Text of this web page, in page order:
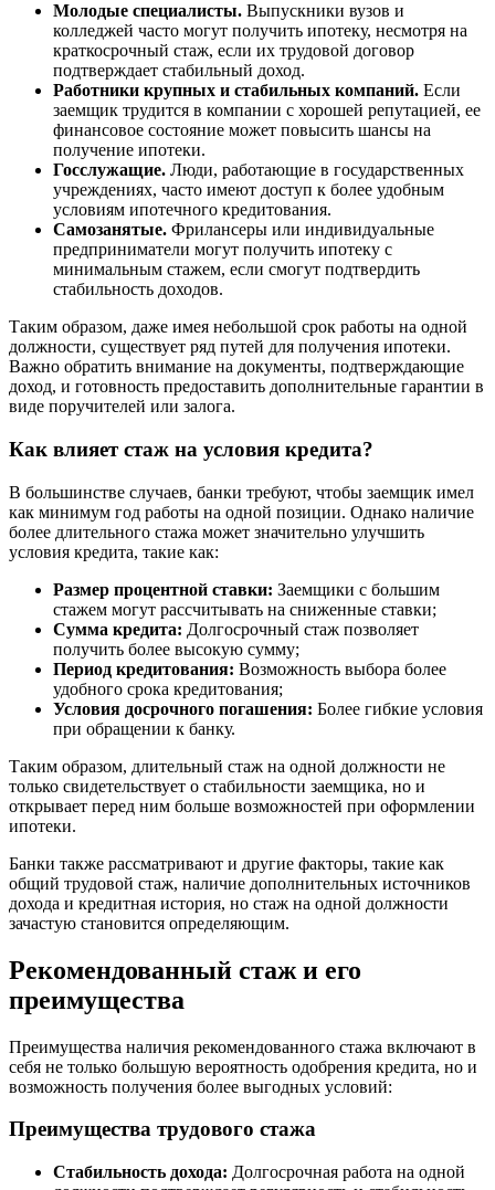
Молодые специалисты. Выпускники вузов и
колледжей часто могут получить ипотеку, несмотря на
краткосрочный стаж, если их трудовой договор
подтверждает стабильный доход.
Работники крупных и стабильных компаний. Если
заемщик трудится в компании с хорошей репутацией, ее
финансовое состояние может повысить шансы на
получение ипотеки.
Госслужащие. Люди, работающие в государственных
учреждениях, часто имеют доступ к более удобным
условиям ипотечного кредитования.
Самозанятые. Фрилансеры или индивидуальные
предприниматели могут получить ипотеку с
минимальным стажем, если смогут подтвердить
стабильность доходов.
Таким образом, даже имея небольшой срок работы на одной
должности, существует ряд путей для получения ипотеки.
Важно обратить внимание на документы, подтверждающие
доход, и готовность предоставить дополнительные гарантии в
виде поручителей или залога.
Как влияет стаж на условия кредита?
В большинстве случаев, банки требуют, чтобы заемщик имел
как минимум год работы на одной позиции. Однако наличие
более длительного стажа может значительно улучшить
условия кредита, такие как:
Размер процентной ставки: Заемщики с большим
стажем могут рассчитывать на сниженные ставки;
Сумма кредита: Долгосрочный стаж позволяет
получить более высокую сумму;
Период кредитования: Возможность выбора более
удобного срока кредитования;
Условия досрочного погашения: Более гибкие условия
при обращении к банку.
Таким образом, длительный стаж на одной должности не
только свидетельствует о стабильности заемщика, но и
открывает перед ним больше возможностей при оформлении
ипотеки.
Банки также рассматривают и другие факторы, такие как
общий трудовой стаж, наличие дополнительных источников
дохода и кредитная история, но стаж на одной должности
зачастую становится определяющим.
Рекомендованный стаж и его
преимущества
Преимущества наличия рекомендованного стажа включают в
себя не только большую вероятность одобрения кредита, но и
возможность получения более выгодных условий:
Преимущества трудового стажа
Стабильность дохода: Долгосрочная работа на одной